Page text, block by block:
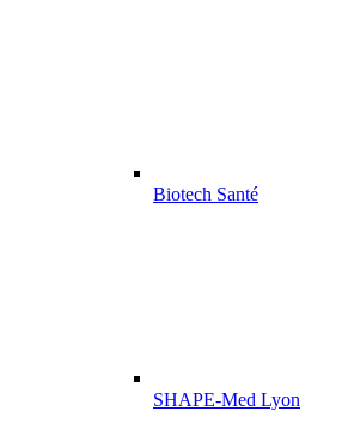
Biotech Santé
SHAPE-Med Lyon